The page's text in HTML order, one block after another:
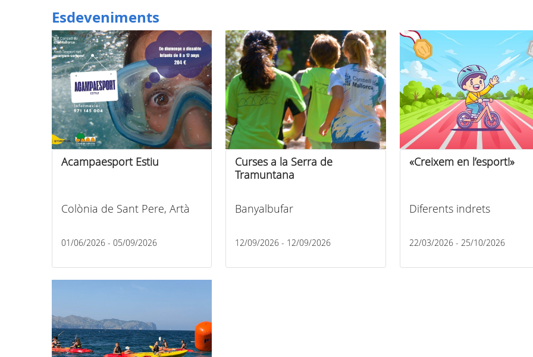
Esdeveniments
Acampaesport Estiu
Colònia de Sant Pere, Artà
01/06/2026 - 05/09/2026
Curses a la Serra de
Tramuntana
Banyalbufar
12/09/2026 - 12/09/2026
«Creixem en l’esport!»
Diferents indrets
22/03/2026 - 25/10/2026